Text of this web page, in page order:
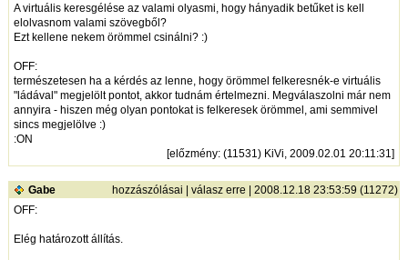
A virtuális keresgélése az valami olyasmi, hogy hányadik betűket is kell
elolvasnom valami szövegből?
Ezt kellene nekem örömmel csinálni? :)
OFF:
természetesen ha a kérdés az lenne, hogy örömmel felkeresnék-e virtuális
"ládával" megjelölt pontot, akkor tudnám értelmezni. Megválaszolni már nem
annyira - hiszen még olyan pontokat is felkeresek örömmel, ami semmivel
sincs megjelölve :)
:ON
[előzmény: (11531) KiVi, 2009.02.01 20:11:31]
Gabe hozzászólásai |válasz erre | 2008.12.18 23:53:59 (11272)
OFF:
Elég határozott állítás.